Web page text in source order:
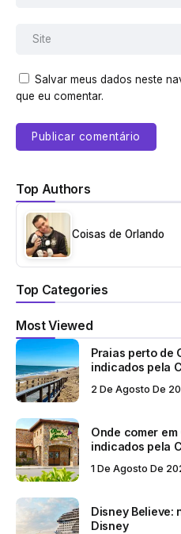
Salvar meus dados neste
que eu comentar.
Top Authors
Coisas de Orlando
Top Categories
Most Viewed
Praias perto de
indicados pela
2 De Agosto De
Onde comer
indicados pela
1 De Agosto De
Disney Believe:
Disney